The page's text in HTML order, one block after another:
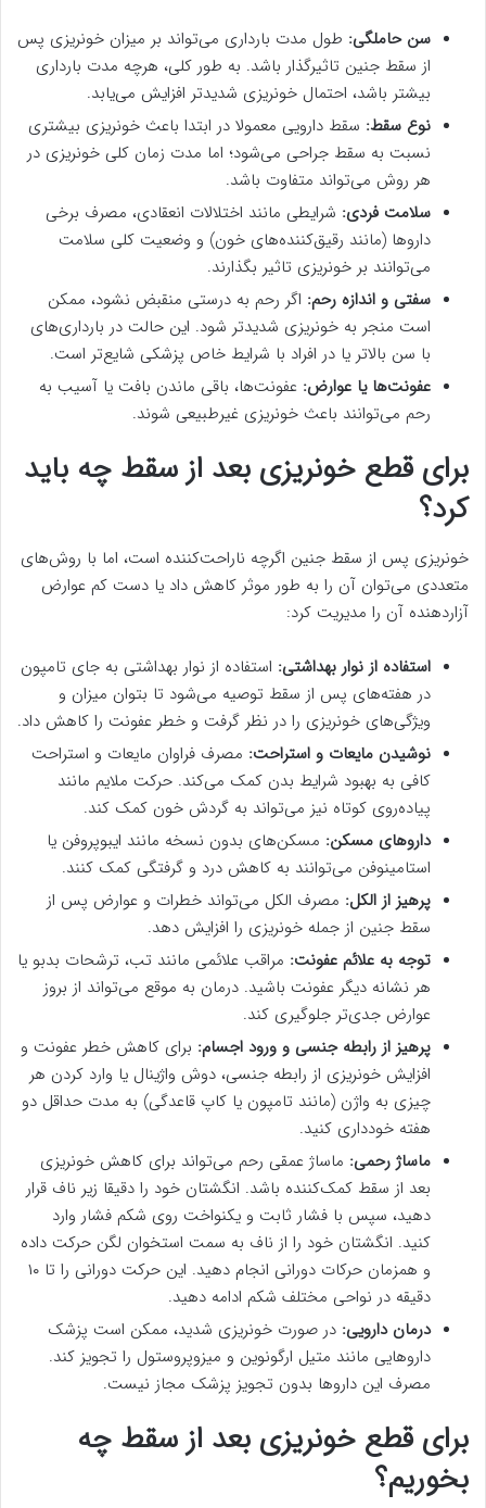
سن حاملگی: طول مدت بارداری می‌تواند بر میزان خونریزی پس
از سقط جنین تاثیرگذار باشد. به طور کلی، هرچه مدت بارداری
بیشتر باشد، احتمال خونریزی شدیدتر افزایش می‌یابد.
نوع سقط: سقط دارویی معمولا در ابتدا باعث خونریزی بیشتری
نسبت به سقط جراحی می‌شود؛ اما مدت زمان کلی خونریزی در
هر روش می‌تواند متفاوت باشد.
سلامت فردی: شرایطی مانند اختلالات انعقادی، مصرف برخی
داروها (مانند رقیق‌کننده‌های خون) و وضعیت کلی سلامت
می‌توانند بر خونریزی تاثیر بگذارند.
سفتی و اندازه رحم: اگر رحم به درستی منقبض نشود، ممکن
است منجر به خونریزی شدیدتر شود. این حالت در بارداری‌های
با سن بالاتر یا در افراد با شرایط خاص پزشکی شایع‌تر است.
عفونت‌ها یا عوارض: عفونت‌ها، باقی ماندن بافت یا آسیب به
رحم می‌توانند باعث خونریزی غیرطبیعی شوند.
برای قطع خونریزی بعد از سقط چه باید
کرد؟
خونریزی پس از سقط جنین اگرچه ناراحت‌کننده است، اما با روش‌های
متعددی می‌توان آن را به طور موثر کاهش داد یا دست کم عوارض
آزاردهنده آن را مدیریت کرد:
استفاده از نوار بهداشتی: استفاده از نوار بهداشتی به جای تامپون
در هفته‌های پس از سقط توصیه می‌شود تا بتوان میزان و
ویژگی‌های خونریزی را در نظر گرفت و خطر عفونت را کاهش داد.
نوشیدن مایعات و استراحت: مصرف فراوان مایعات و استراحت
کافی به بهبود شرایط بدن کمک می‌کند. حرکت ملایم مانند
پیاده‌روی کوتاه نیز می‌تواند به گردش خون کمک کند.
داروهای مسکن: مسکن‌های بدون نسخه مانند ایبوپروفن یا
استامینوفن می‌توانند به کاهش درد و گرفتگی کمک کنند.
پرهیز از الکل: مصرف الکل می‌تواند خطرات و عوارض پس از
سقط جنین از جمله خونریزی را افزایش دهد.
توجه به علائم عفونت: مراقب علائمی مانند تب، ترشحات بدبو یا
هر نشانه دیگر عفونت باشید. درمان به موقع می‌تواند از بروز
عوارض جدی‌تر جلوگیری کند.
پرهیز از رابطه جنسی و ورود اجسام: برای کاهش خطر عفونت و
افزایش خونریزی از رابطه جنسی، دوش واژینال یا وارد کردن هر
چیزی به واژن (مانند تامپون یا کاپ قاعدگی) به مدت حداقل دو
هفته خودداری کنید.
ماساژ رحمی: ماساژ عمقی رحم می‌تواند برای کاهش خونریزی
بعد از سقط کمک‌کننده باشد. انگشتان خود را دقیقا زیر ناف قرار
دهید، سپس با فشار ثابت و یکنواخت روی شکم فشار وارد
کنید. انگشتان خود را از ناف به سمت استخوان لگن حرکت داده
و همزمان حرکات دورانی انجام دهید. این حرکت دورانی را تا ۱۰
دقیقه در نواحی مختلف شکم ادامه دهید.
درمان دارویی: در صورت خونریزی شدید، ممکن است پزشک
داروهایی مانند متیل ارگونوین و میزوپروستول را تجویز کند.
مصرف این داروها بدون تجویز پزشک مجاز نیست.
برای قطع خونریزی بعد از سقط چه
بخوریم؟